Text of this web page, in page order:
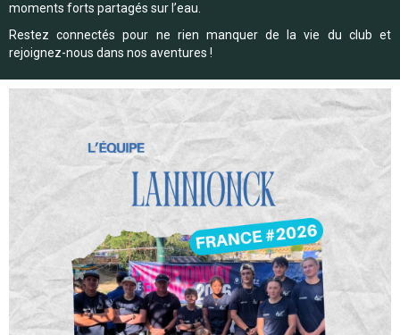
moments forts partagés sur l’eau.
Restez connectés pour ne rien manquer de la vie du club et
rejoignez-nous dans nos aventures !